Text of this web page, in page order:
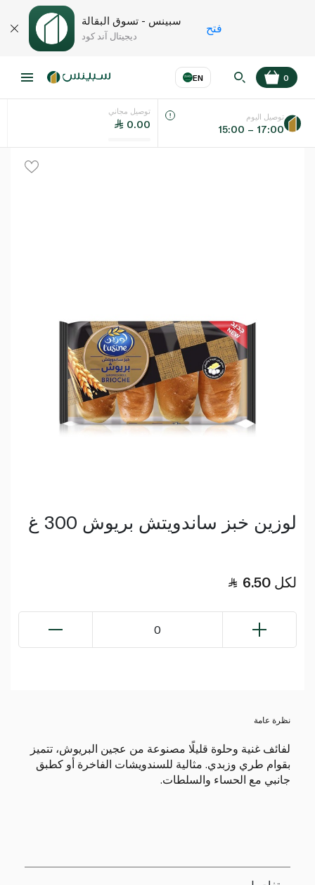
سبينس - تسوق البقالة
ديجيتال آند كود
فتح
EN
اللغة عر
0
توصيل مجاني
0.00
توصيل اليوم
15:00 – 17:00
لوزين خبز ساندويتش بريوش 300 غ
6.50 لكل
0
نظرة عامة
لفائف غنية وحلوة قليلًا مصنوعة من عجين البريوش، تتميز
بقوام طري وزبدي. مثالية للسندويشات الفاخرة أو كطبق
جانبي مع الحساء والسلطات.